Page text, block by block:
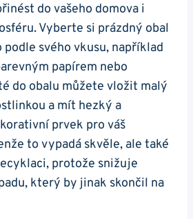
do vašeho domova i
Vyberte si prázdný obal
podle ‍svého vkusu, například
papírem‌ nebo
⁤do⁢ obalu můžete vložit malý
a mít hezký a
prvek pro váš
to vypadá skvěle, ​ale také
protože snižuje
který by jinak skončil na